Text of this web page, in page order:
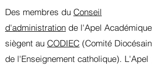
Des membres du Conseil
d'administration de l'Apel Académique
siègent au CODIEC (Comité Diocésain
de l'Enseignement catholique). L'Apel